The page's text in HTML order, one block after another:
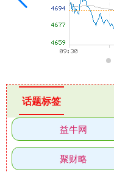
话题标签
益牛网
聚财略